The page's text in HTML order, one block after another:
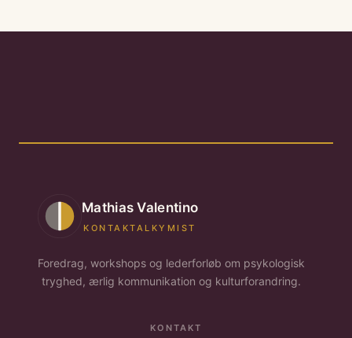
Mathias Valentino
KONTAKTALKYMIST
Foredrag, workshops og lederforløb om psykologisk
tryghed, ærlig kommunikation og kulturforandring.
KONTAKT